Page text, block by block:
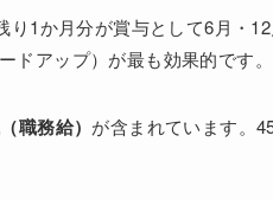
1か月分が賞与として6月・
ドアップ）が最も効果的です。
職務給） が含まれています。